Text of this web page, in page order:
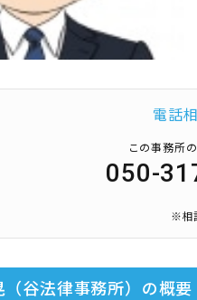
電話
この事務所
050-
※相
谷法律事務所） の概要